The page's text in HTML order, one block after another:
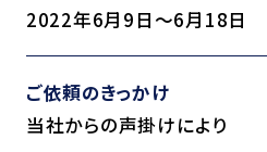
2022年6月9日～6月18日
ご依頼のきっかけ
当社からの声掛けにより